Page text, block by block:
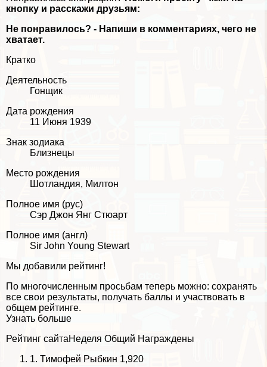
кнопку и расскажи друзьям:
Не понравилось? - Напиши в комментариях, чего не
хватает.
Кратко
Деятельность
Гонщик
Дата рождения
11 Июня 1939
Знак зодиака
Близнецы
Место рождения
Шотландия, Милтон
Полное имя (рус)
Сэр Джон Янг Стюарт
Полное имя (англ)
Sir John Young Stewart
Мы добавили рейтинг!
По многочисленным просьбам теперь можно: сохранять
все свои результаты, получать баллы и участвовать в
общем рейтинге.
Узнать больше
Рейтинг сайтаНеделя Общий Награждены
1. Тимофей Рыбкин 1,920